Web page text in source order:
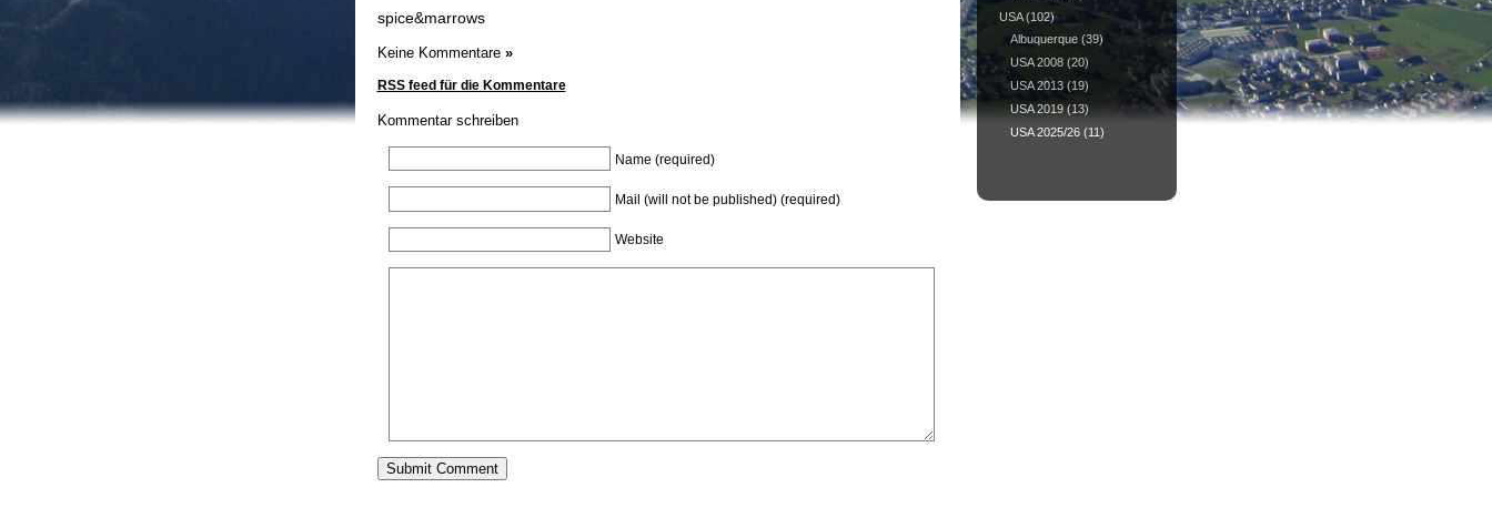
spice&marrows
Keine Kommentare »
RSS feed für die Kommentare
Kommentar schreiben
Name (required)
Mail (will not be published) (required)
Website
USA(102)
Albuquerque(39)
USA 2008(20)
USA 2013(19)
USA 2019(13)
USA 2025/26(11)